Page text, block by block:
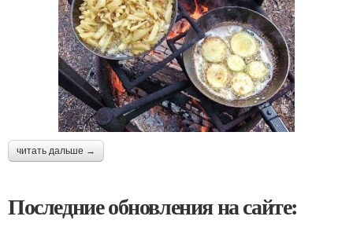
читать дальше →
Последние обновления на сайте: